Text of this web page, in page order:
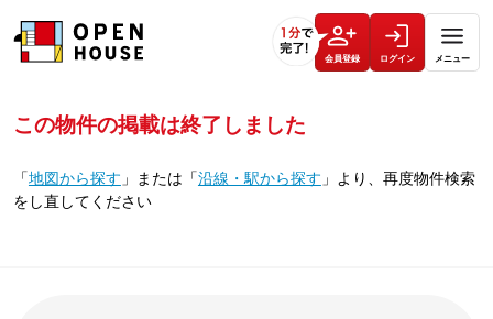
会員登録 ログイン メニュー
この物件の掲載は終了しました
「地図から探す 」 または 「沿線・駅から探す 」 より、再度物件検索
をし直してください